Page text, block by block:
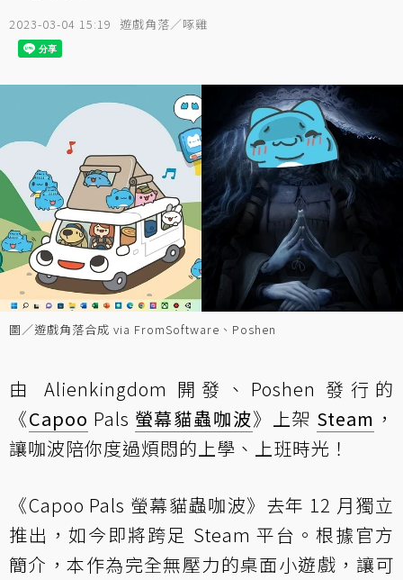
2023-03-04 15:19 遊戲角落／啄雞
圖／遊戲角落合成 via FromSoftware、Poshen
由 Alienkingdom 開發、Poshen 發行的
《Capoo Pals 螢幕貓蟲咖波》上架 Steam ，
讓咖波陪你度過煩悶的上學、上班時光！
《Capoo Pals 螢幕貓蟲咖波》去年 12 月獨立
推出，如今即將跨足 Steam 平台。根據官方
簡介，本作為完全無壓力的桌面小遊戲，讓可